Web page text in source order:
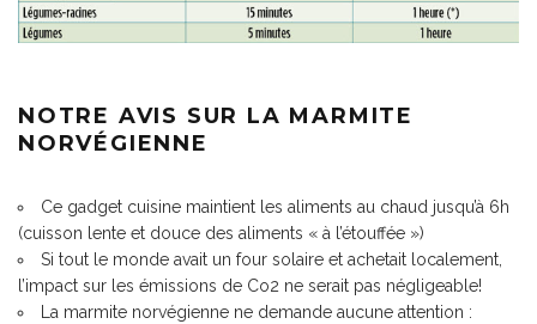
NOTRE AVIS SUR LA MARMITE
NORVÉGIENNE
Ce gadget cuisine maintient les aliments au chaud jusqu’à 6h
(cuisson lente et douce des aliments « à l’étouffée »)
Si tout le monde avait un four solaire et achetait localement
l’impact sur les émissions de Co2 ne serait pas négligeable!
La marmite norvégienne ne demande aucune attention :